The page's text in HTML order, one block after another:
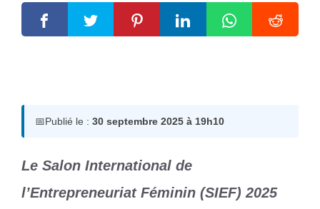
📅Publié le : 30 septembre 2025 à 19h10
Le Salon International de
l’Entrepreneuriat Féminin (SIEF) 2025